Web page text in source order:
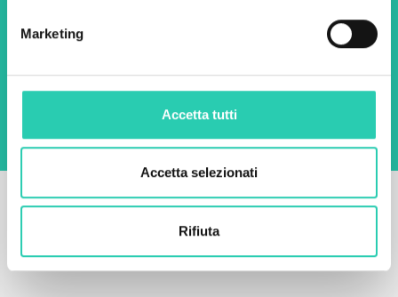
Marketing
Accetta tutti
Accetta selezionati
Rifiuta